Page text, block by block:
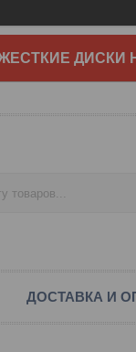
ДИСКИ
ДОСТАВКА И